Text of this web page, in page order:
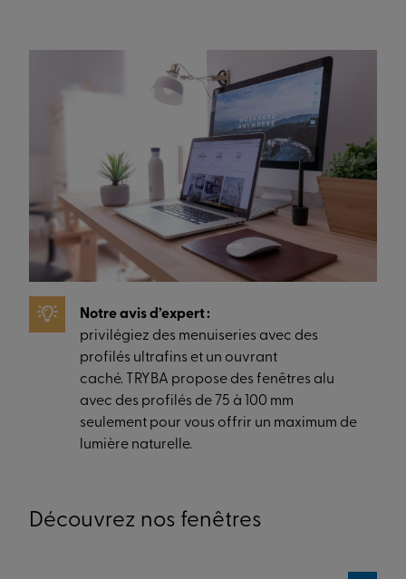
Notre avis d’expert :
privilégiez des menuiseries avec des
profilés ultrafins et un ouvrant
caché. TRYBA propose des fenêtres alu
avec des profilés de 75 à 100 mm
seulement pour vous offrir un maximum de
lumière naturelle.
Découvrez nos fenêtres